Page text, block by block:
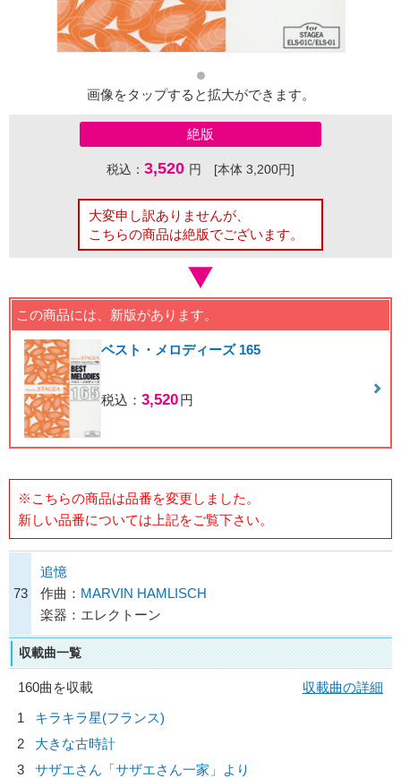
画像をタップすると拡大ができます。
絶版
税込： 3,520 円 [本体 3,200円]
大変申し訳ありませんが、
こちらの商品は絶版でございます。
この商品には、新版があります。
ベスト・メロディーズ 165
税込： 3,520円
※こちらの商品は品番を変更しました。
新しい品番については上記をご覧下さい。
73
追憶
作曲： MARVIN HAMLISCH
楽器：エレクトーン
収載曲一覧
160曲を収載
収載曲の詳細
1
キラキラ星(フランス)
2
大きな古時計
3
サザエさん「サザエさん一家」より